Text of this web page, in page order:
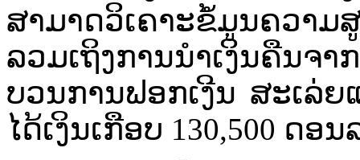
ສາມາດ​ວິ​ເຄາະ​ຂໍ້​ມູນ​ຄວາມ​
ລວມເຖິງ​ການ​ນໍາ​ເງິນ​ຄືນ​ຈ
ບວນ​ການ​ຟອກ​ເງີນ​ ສະເລ່ຍ​
ໄດ້​ເງິນ​ເກືອບ​ 130,500 ດອ